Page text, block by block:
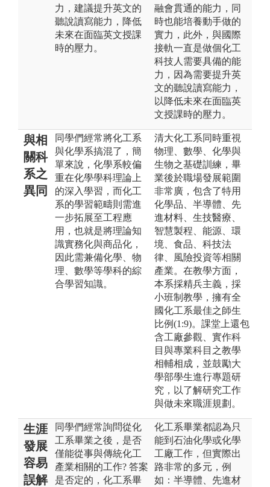
力，建議提升英文的
聽說讀寫能力，降低
未來在面臨英文授課
時的壓力。
融會貫通的能力，同
時也能培養動手做的
實力，此外，與國際
接軌一直是做個化工
科技人需要具備的能
力，因為需要提升英
文的聽說讀寫能力，
以降低未來在面臨英
文授課時的壓力。
與相
關科
系之
異同
同學們經常將化工系
與化學系搞混了，簡
單來說，化學系較偏
重在化學學科理論上
的深入學習，而化工
系的學習範疇則需進
一步拓展至工程應
用，也就是將理論知
識實務化與商品化，
因此需兼備化學、物
理、數學等學科的綜
合學習知識。
清大化工系同時重視
物理、數學、化學與
生物之基礎訓練，畢
業後於職場發展範圍
非常廣，包含了特用
化學品、半導體、先
進材料、生技醫療、
智慧製程、能源、環
境、食品、科技法
律、風險投資等相關
產業。在教學方面，
本系採精兵主義，採
小班制教學，擁有全
國化工系最佳之師生
比例(1:9)。課堂上還包
含工廠參觀、實作科
目與專業科目之教學
相輔相成，並鼓勵大
學部學生進行專題研
究，以了解研究工作
與做未來職涯規劃。
生涯
發展
容易
誤解
同學們經常詢問從化
工系畢業之後，是否
僅能從事與傳統化工
產業相關的工作? 答案
是否定的，化工系畢
化工系畢業都認為只
能到石油化學或化學
工廠工作，但實際出
路非常的多元，例
如：半導體、先進材